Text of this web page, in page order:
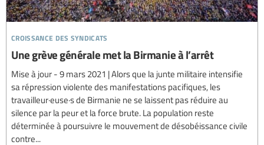
croissance des syndicats
Une grève générale met la Birmanie à l’arrêt
Mise à jour - 9 mars 2021 | Alors que la junte militaire intensifie
sa répression violente des manifestations pacifiques, les
travailleur·euse·s de Birmanie ne se laissent pas réduire au
silence par la peur et la force brute. La population reste
déterminée à poursuivre le mouvement de désobéissance civile
contre...